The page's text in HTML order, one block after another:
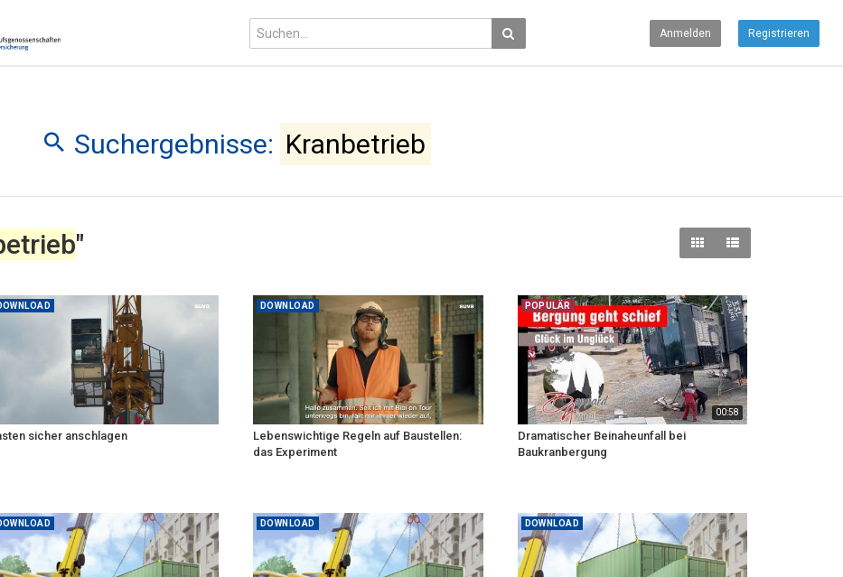
Anmelden Registrieren
Suchergebnisse: Kranbetrieb
"
sicher anschlagen
DOWNLOAD
Lebenswichtige Regeln auf Baustellen:
das Experiment
00:58
POPULÄR
Dramatischer Beinaheunfall bei
Baukranbergung
DOWNLOAD DOWNLOAD